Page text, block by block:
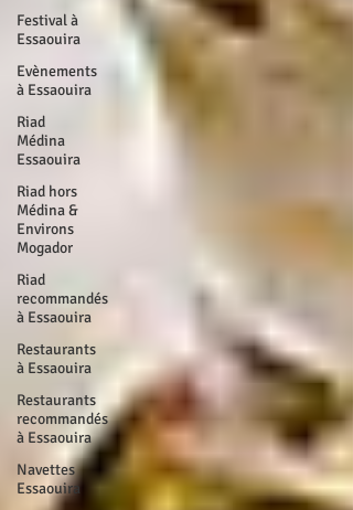
Festival à
Essaouira
Evènements
à Essaouira
Riad
Médina
Essaouira
Riad hors
Médina &
Environs
Mogador
Riad
recommandés
à Essaouira
Restaurants
à Essaouira
Restaurants
recommandés
à Essaouira
Navettes
Essaouira